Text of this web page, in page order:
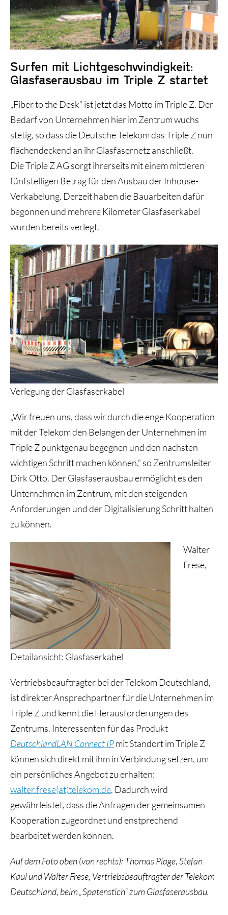
Historie und Entwicklung
Surfen mit Lichtgeschwindigkeit:
Glasfaserausbau im Triple Z startet
„Fiber to the Desk“ ist jetzt das Motto im Triple Z. Der
Bedarf von Unternehmen hier im Zentrum wuchs
stetig, so dass die Deutsche Telekom das Triple Z nun
flächendeckend an ihr Glasfasernetz anschließt.
Die Triple Z AG sorgt ihrerseits mit einem mittleren
fünfstelligen Betrag für den Ausbau der Inhouse-
Verkabelung. Derzeit haben die Bauarbeiten dafür
begonnen und mehrere Kilometer Glasfaserkabel
wurden bereits verlegt.
Verlegung der Glasfaserkabel
„Wir freuen uns, dass wir durch die enge Kooperation
mit der Telekom den Belangen der Unternehmen im
Triple Z punktgenau begegnen und den nächsten
wichtigen Schritt machen können,“ so Zentrumsleiter
Dirk Otto. Der Glasfaserausbau ermöglicht es den
Unternehmen im Zentrum, mit den steigenden
Anforderungen und der Digitalisierung Schritt halten
zu können.
Detailansicht: Glasfaserkabel
Walter
Frese,
Vertriebsbeauftragter bei der Telekom Deutschland,
ist direkter Ansprechpartner für die Unternehmen im
Triple Z und kennt die Herausforderungen des
Zentrums. Interessenten für das Produkt
DeutschlandLAN Connect IPmit Standort im Triple Z
können sich direkt mit ihm in Verbindung setzen, um
ein persönliches Angebot zu erhalten:
walter.frese(at)telekom.de. Dadurch wird
gewährleistet, dass die Anfragen der gemeinsamen
Kooperation zugeordnet und enstprechend
bearbeitet werden können.
Auf dem Foto oben (von rechts): Thomas Plage, Stefan
Kaul und Walter Frese, Vertriebsbeauftragter der Telekom
Deutschland, beim „Spatenstich“ zum Glasfaserausbau.